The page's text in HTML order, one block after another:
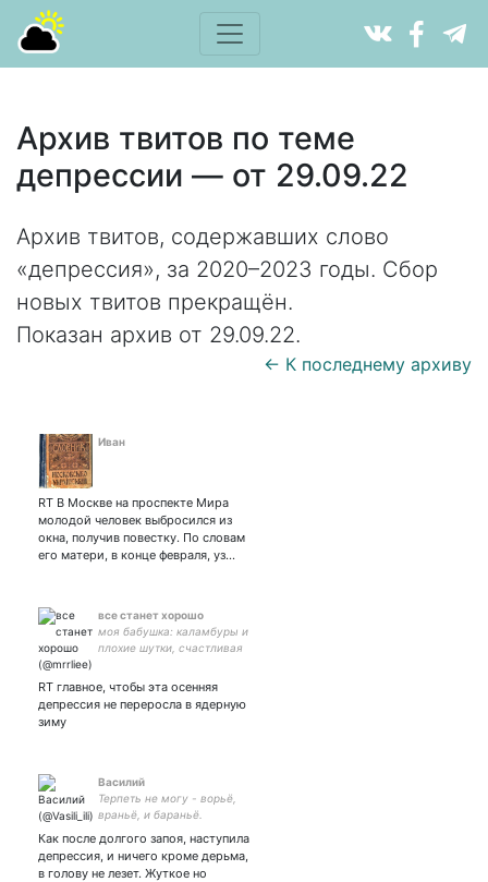
Архив твитов по теме
депрессии — от 29.09.22
Архив твитов, содержавших слово
«депрессия», за 2020–2023 годы. Сбор
новых твитов прекращён.
Показан архив от 29.09.22.
← К последнему архиву
Иван
RT В Москве на проспекте Мира
молодой человек выбросился из
окна, получив повестку. По словам
его матери, в конце февраля, уз…
все станет хорошо
моя бабушка: каламбуры и
плохие шутки, счастливая
RT главное, чтобы эта осенняя
депрессия не переросла в ядерную
зиму
Василий
Терпеть не могу - ворьё,
враньё, и бараньё.
Как после долгого запоя, наступила
депрессия, и ничего кроме дерьма,
в голову не лезет. Жуткое но